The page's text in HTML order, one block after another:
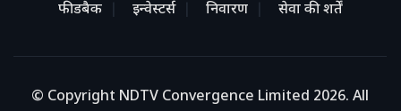
फीडबैक
इन्वेस्टर्स निवारण सेवा की शर्तें
© Copyright NDTV Convergence Limited 2026. All